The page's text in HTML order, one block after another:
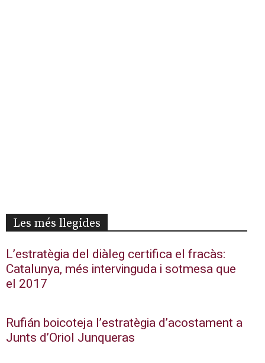
Les més llegides
L’estratègia del diàleg certifica el fracàs:
Catalunya, més intervinguda i sotmesa que
el 2017
Rufián boicoteja l’estratègia d’acostament a
Junts d’Oriol Junqueras